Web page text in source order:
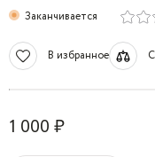
Заканчивается
В избранное
1 000 ₽